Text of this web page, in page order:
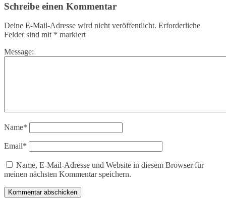
Schreibe einen Kommentar
Deine E-Mail-Adresse wird nicht veröffentlicht. Erforderliche
Felder sind mit * markiert
Message:
Name*
Email*
Name, E-Mail-Adresse und Website in diesem Browser für
meinen nächsten Kommentar speichern.